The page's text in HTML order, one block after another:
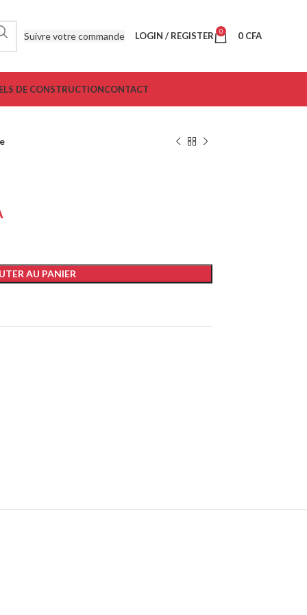
Suivre votre commande LOGIN / REGISTER 0 0 CFA
DE CONSTRUCTIONCONTACT
AU PANIER